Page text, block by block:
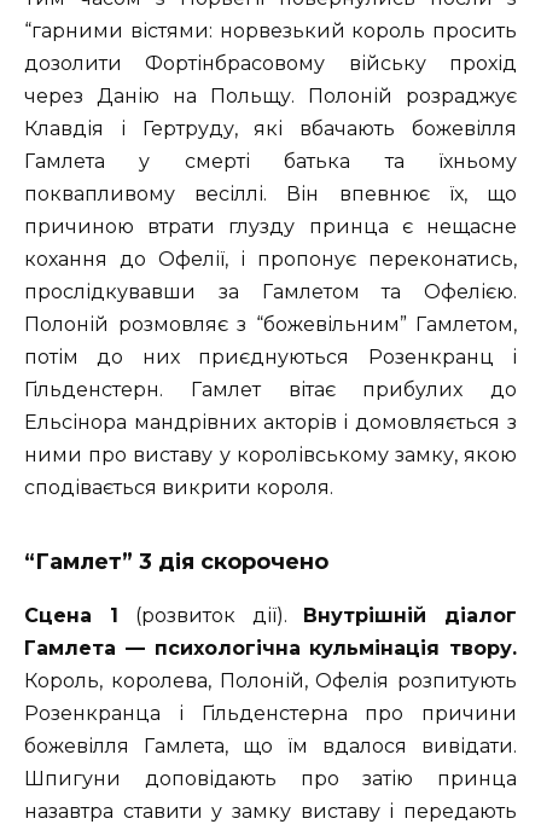
“гарними вістями: норвезький король просить
дозолити Фортінбрасовому війську прохід
через Данію на Польщу. Полоній розраджує
Клавдія і Гертруду, які вбачають божевілля
Гамлета у смерті батька та їхньому
поквапливому весіллі. Він впевнює їх, що
причиною втрати глузду принца є нещасне
кохання до Офелії, і пропонує переконатись,
прослідкувавши за Гамлетом та Офелією.
Полоній розмовляє з “божевільним” Гамлетом,
потім до них приєднуються Розенкранц і
Гільденстерн. Гамлет вітає прибулих до
Ельсінора мандрівних акторів і домовляється з
ними про виставу у королівському замку, якою
сподівається викрити короля.
“Гамлет” 3 дія скорочено
Сцена 1 (розвиток дії). Внутрішній діалог
Гамлета — психологічна кульмінація твору.
Король, королева, Полоній, Офелія розпитують
Розенкранца і Гільденстерна про причини
божевілля Гамлета, що їм вдалося вивідати.
Шпигуни доповідають про затію принца
назавтра ставити у замку виставу і передають